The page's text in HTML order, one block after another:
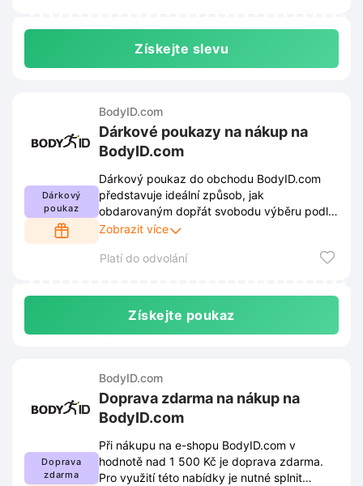
Získejte slevu
Dárkový
poukaz
BodyID.com
Dárkové poukazy na nákup na
BodyID.com
Dárkový poukaz do obchodu BodyID.com
představuje ideální způsob, jak
obdarovaným dopřát svobodu výběru podle
vlastního vkusu. Stačí vybrat hodnotu
který zaručeně nezklame.
Zobrazit více
Platí do odvolání
Získejte poukaz
Doprava
zdarma
BodyID.com
Doprava zdarma na nákup na
BodyID.com
Při nákupu na e-shopu BodyID.com v
hodnotě nad 1 500 Kč je doprava zdarma.
Pro využití této nabídky je nutné splnit